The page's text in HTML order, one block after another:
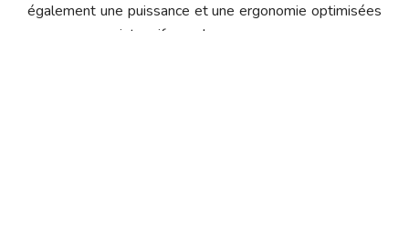
également une puissance et une ergonomie optimisées
pour un usage intensif en salon.